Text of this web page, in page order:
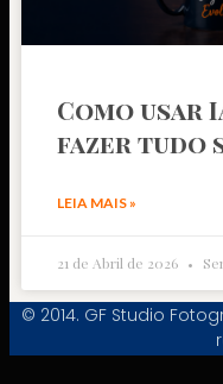
Como usar
fazer tudo
LEIA MAIS »
21 de Abril de 2026
© 2014. GF Studio